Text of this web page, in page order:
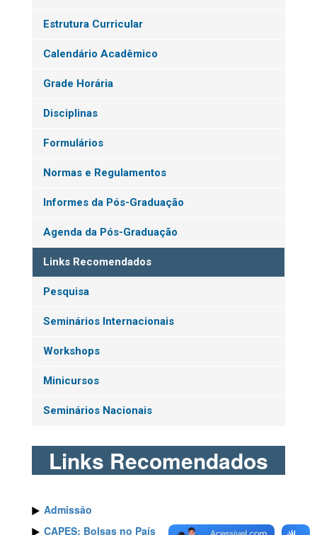
Estrutura Curricular
Calendário Acadêmico
Grade Horária
Disciplinas
Formulários
Normas e Regulamentos
Informes da Pós-Graduação
Agenda da Pós-Graduação
Links Recomendados
Pesquisa
Seminários Internacionais
Workshops
Minicursos
Seminários Nacionais
Links Recomendados
Admissão
CAPES: Bolsas no País